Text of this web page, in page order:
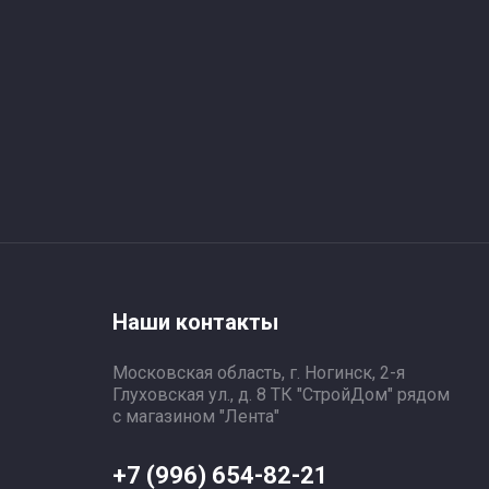
Наши контакты
Московская область, г. Ногинск, 2-я
Глуховская ул., д. 8 ТК "СтройДом" рядом
с магазином "Лента"
+7 (996) 654-82-21